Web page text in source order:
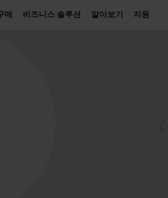
매 비즈니스 솔루션 알아보기 지원